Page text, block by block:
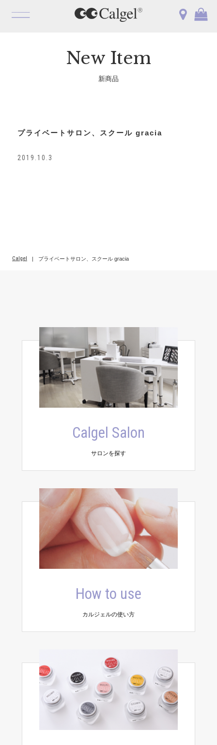
OPEN
New Item
新商品
プライベートサロン、スクール gracia
2019.10.3
Calgel | プライベートサロン、スクール gracia
Calgel Salon
サロンを探す
How to use
カルジェルの使い方